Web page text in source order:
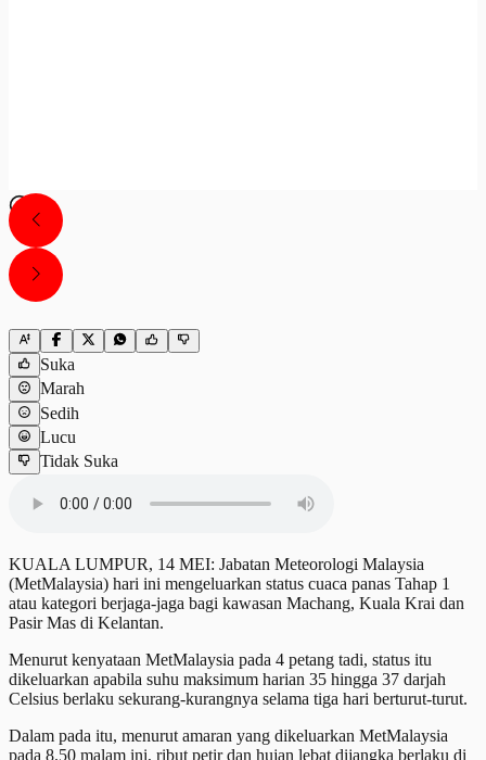
Suka
Marah
Sedih
Lucu
Tidak Suka
KUALA LUMPUR, 14 MEI: Jabatan Meteorologi Malaysia
(MetMalaysia) hari ini mengeluarkan status cuaca panas Tahap 1
atau kategori berjaga-jaga bagi kawasan Machang, Kuala Krai dan
Pasir Mas di Kelantan.
Menurut kenyataan MetMalaysia pada 4 petang tadi, status itu
dikeluarkan apabila suhu maksimum harian 35 hingga 37 darjah
Celsius berlaku sekurang-kurangnya selama tiga hari berturut-turut.
Dalam pada itu, menurut amaran yang dikeluarkan MetMalaysia
pada 8.50 malam ini, ribut petir dan hujan lebat dijangka berlaku di